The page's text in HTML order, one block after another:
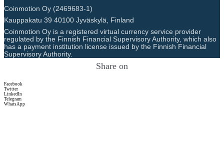
Coinmotion Oy (2469683-1)
Kauppakatu 39 40100 Jyväskylä, Finland
Coinmotion Oy is a registered virtual currency service provider
regulated by the Finnish Financial Supervisory Authority, which also
has a payment institution license issued by the Finnish Financial
Supervisory Authority.
Share on
Facebook
Twitter
LinkedIn
Telegram
WhatsApp